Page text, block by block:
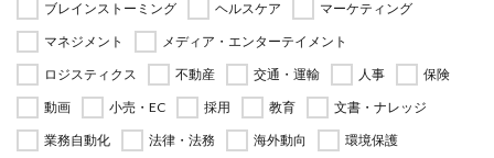
ブレインストーミング ヘルスケア
マーケティング
マネジメント
メディア・エンターテイメント
ロジスティクス
不動産 交通・運輸 人事
保険
動画
小売・EC 採用 教育
文書・ナレッジ
業務自動化
法律・法務 海外動向
環境保護